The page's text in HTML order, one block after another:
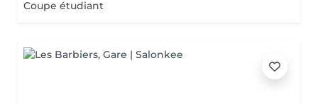
Coupe étudiant